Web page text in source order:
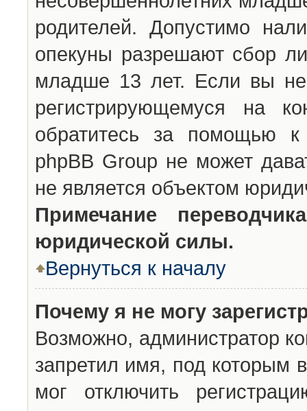
родителей. Допустимо
опекуны разрешают сбор
младше 13 лет. Если вы
регистрирующемуся на
обратитесь за помощью к
phpBB Group не может
не является объектом
Примечание
юридической силы.
Вернуться к началу
Почему я не могу
Возможно, администратор
запретил имя, под которым
мог отключить